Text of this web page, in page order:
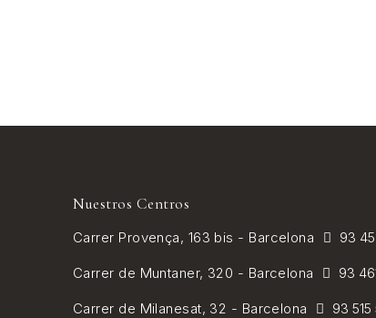
Nuestros Centros
Carrer Provença, 163 bis - Barcelona 93
Carrer de Muntaner, 320 - Barcelona 93
Carrer de Milanesat, 32 - Barcelona 93